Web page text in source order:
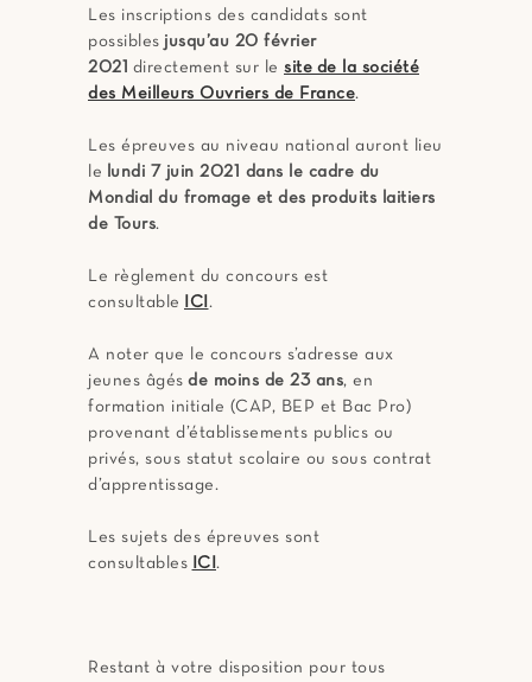
Les inscriptions des candidats sont
possibles jusqu’au 20 février
2021 directement sur le site de la société
des Meilleurs Ouvriers de France.
Les épreuves au niveau national auront lieu
le
lundi 7 juin 2021 dans le cadre du
Mondial du fromage et des produits laitiers
de Tours.
Le règlement du concours est
consultable
ICI .
A noter que le concours s’adresse aux
jeunes âgés de moins de 23 ans, en
formation initiale (CAP, BEP et Bac Pro)
provenant d’établissements publics ou
privés, sous statut scolaire ou sous contrat
d’apprentissage.
Les sujets des épreuves sont
consultables ICI .
Restant à votre disposition pour tous